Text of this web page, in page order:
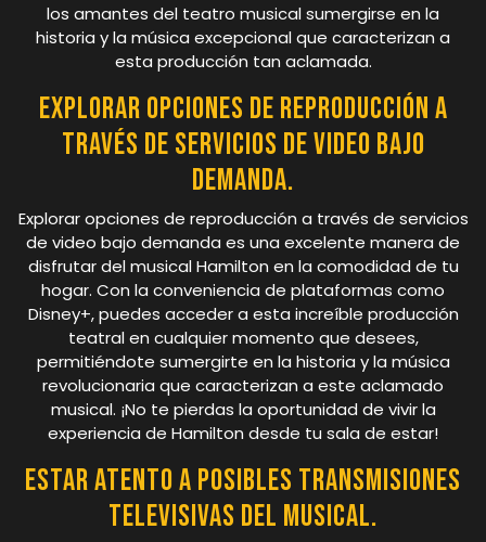
los amantes del teatro musical sumergirse en la
historia y la música excepcional que caracterizan a
esta producción tan aclamada.
Explorar opciones de reproducción a
través de servicios de video bajo
demanda.
Explorar opciones de reproducción a través de servicios
de video bajo demanda es una excelente manera de
disfrutar del musical Hamilton en la comodidad de tu
hogar. Con la conveniencia de plataformas como
Disney+, puedes acceder a esta increíble producción
teatral en cualquier momento que desees,
permitiéndote sumergirte en la historia y la música
revolucionaria que caracterizan a este aclamado
musical. ¡No te pierdas la oportunidad de vivir la
experiencia de Hamilton desde tu sala de estar!
Estar atento a posibles transmisiones
televisivas del musical.